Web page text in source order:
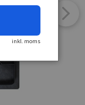
inkl. moms